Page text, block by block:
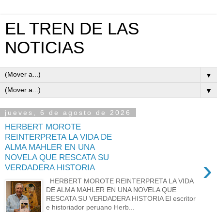
EL TREN DE LAS
NOTICIAS
▼
▼
jueves, 6 de agosto de 2026
HERBERT MOROTE
REINTERPRETA LA VIDA DE
ALMA MAHLER EN UNA
NOVELA QUE RESCATA SU
VERDADERA HISTORIA
›
HERBERT MOROTE REINTERPRETA LA VIDA
DE ALMA MAHLER EN UNA NOVELA QUE
RESCATA SU VERDADERA HISTORIA El escritor
e historiador peruano Herb...